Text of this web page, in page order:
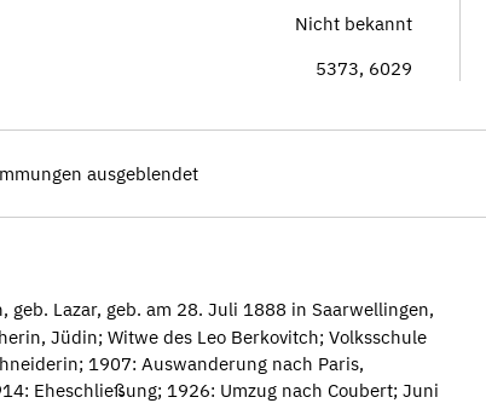
Nicht bekannt
5373, 6029
ausgeblendet
geb. Lazar, geb. am 28. Juli 1888 in Saarwellingen,
Jüdin; Witwe des Leo Berkovitch; Volksschule
1907: Auswanderung nach Paris,
Eheschließung; 1926: Umzug nach Coubert; Juni